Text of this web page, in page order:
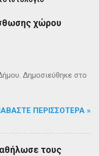
χώρου
Δημοσιεύθηκε στο
ΠΕΡΙΣΣΌΤΕΡΑ »
τους